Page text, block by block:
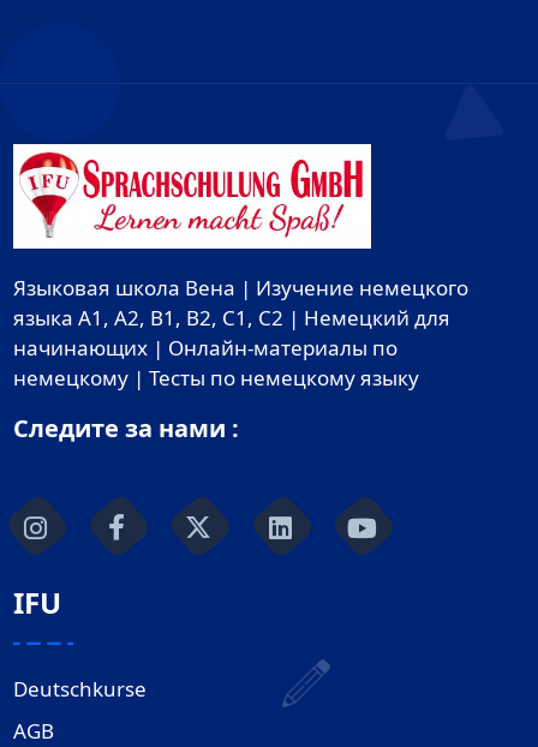
Языковая школа Вена | Изучение немецкого
языка A1, A2, B1, B2, C1, C2 | Немецкий для
начинающих | Онлайн-материалы по
немецкому | Тесты по немецкому языку
Следите за нами :
IFU
Deutschkurse
AGB